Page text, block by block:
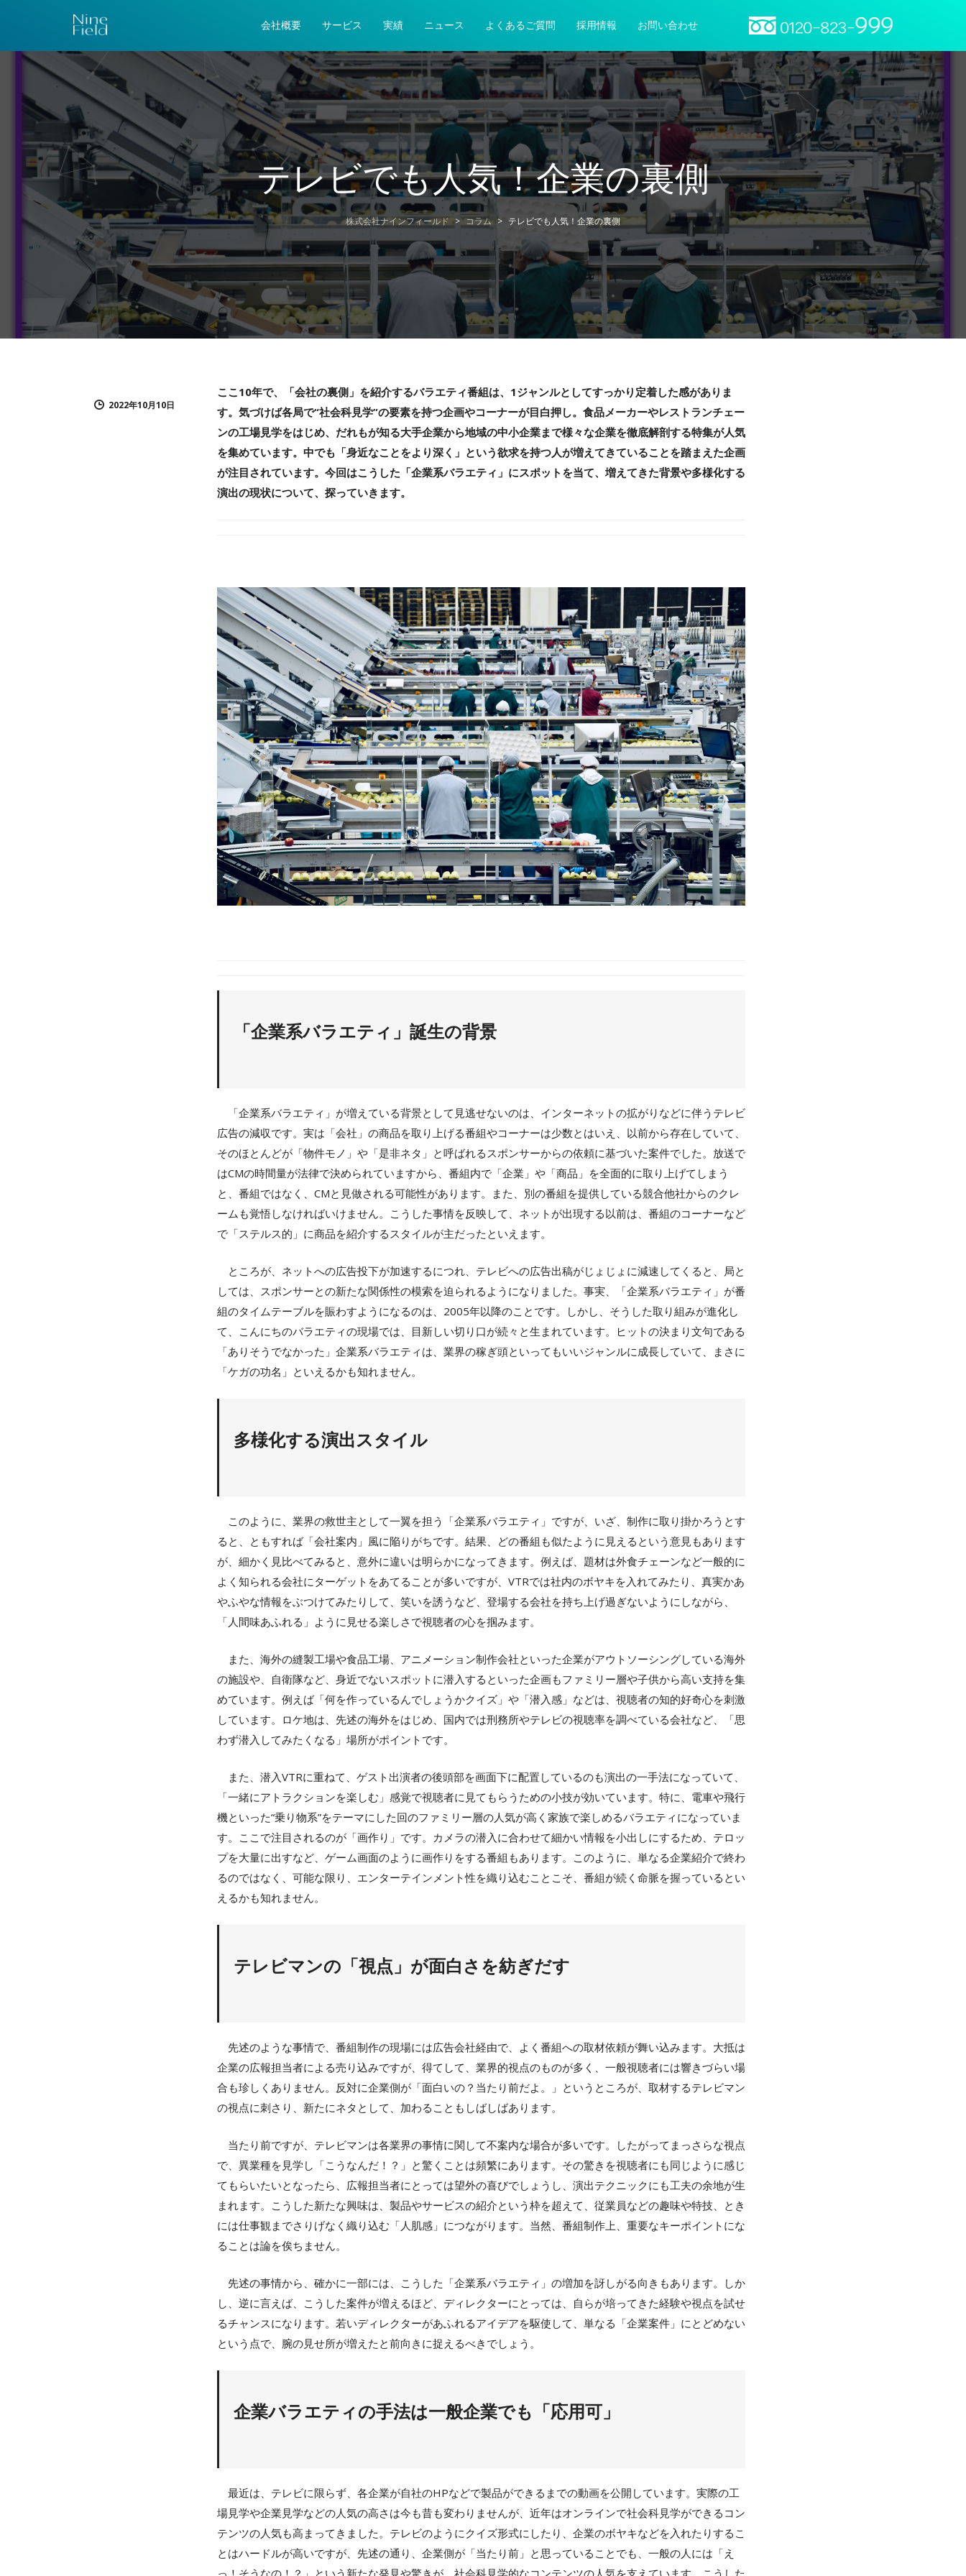
会社概要 サービス 実績 ニュース よくあるご質問 採用情報 お問い合わせ
テレビでも人気！企業の裏側
株式会社ナインフィールド > コラム > テレビでも人気！企業の裏側
2022年10月10日
ここ10年で、「会社の裏側」を紹介するバラエティ番組は、1ジャンルとしてすっかり定着した感がありま
す。気づけば各局で“社会科見学”の要素を持つ企画やコーナーが目白押し。食品メーカーやレストランチェー
ンの工場見学をはじめ、だれもが知る大手企業から地域の中小企業まで様々な企業を徹底解剖する特集が人気
を集めています。中でも「身近なことをより深く」という欲求を持つ人が増えてきていることを踏まえた企画
が注目されています。今回はこうした「企業系バラエティ」にスポットを当て、増えてきた背景や多様化する
演出の現状について、探っていきます。
「企業系バラエティ」誕生の背景
「企業系バラエティ」が増えている背景として見逃せないのは、インターネットの拡がりなどに伴うテレビ
広告の減収です。実は「会社」の商品を取り上げる番組やコーナーは少数とはいえ、以前から存在していて、
そのほとんどが「物件モノ」や「是非ネタ」と呼ばれるスポンサーからの依頼に基づいた案件でした。放送で
はCMの時間量が法律で決められていますから、番組内で「企業」や「商品」を全面的に取り上げてしまう
と、番組ではなく、CMと見做される可能性があります。また、別の番組を提供している競合他社からのクレ
ームも覚悟しなければいけません。こうした事情を反映して、ネットが出現する以前は、番組のコーナーなど
で「ステルス的」に商品を紹介するスタイルが主だったといえます。
ところが、ネットへの広告投下が加速するにつれ、テレビへの広告出稿がじょじょに減速してくると、局と
しては、スポンサーとの新たな関係性の模索を迫られるようになりました。事実、「企業系バラエティ」が番
組のタイムテーブルを賑わすようになるのは、2005年以降のことです。しかし、そうした取り組みが進化し
て、こんにちのバラエティの現場では、目新しい切り口が続々と生まれています。ヒットの決まり文句である
「ありそうでなかった」企業系バラエティは、業界の稼ぎ頭といってもいいジャンルに成長していて、まさに
「ケガの功名」といえるかも知れません。
多様化する演出スタイル
このように、業界の救世主として一翼を担う「企業系バラエティ」ですが、いざ、制作に取り掛かろうとす
ると、ともすれば「会社案内」風に陥りがちです。結果、どの番組も似たように見えるという意見もあります
が、細かく見比べてみると、意外に違いは明らかになってきます。例えば、題材は外食チェーンなど一般的に
よく知られる会社にターゲットをあてることが多いですが、VTRでは社内のボヤキを入れてみたり、真実かあ
やふやな情報をぶつけてみたりして、笑いを誘うなど、登場する会社を持ち上げ過ぎないようにしながら、
「人間味あふれる」ように見せる楽しさで視聴者の心を掴みます。
また、海外の縫製工場や食品工場、アニメーション制作会社といった企業がアウトソーシングしている海外
の施設や、自衛隊など、身近でないスポットに潜入するといった企画もファミリー層や子供から高い支持を集
めています。例えば「何を作っているんでしょうかクイズ」や「潜入感」などは、視聴者の知的好奇心を刺激
しています。ロケ地は、先述の海外をはじめ、国内では刑務所やテレビの視聴率を調べている会社など、「思
わず潜入してみたくなる」場所がポイントです。
また、潜入VTRに重ねて、ゲスト出演者の後頭部を画面下に配置しているのも演出の一手法になっていて、
「一緒にアトラクションを楽しむ」感覚で視聴者に見てもらうための小技が効いています。特に、電車や飛行
機といった“乗り物系”をテーマにした回のファミリー層の人気が高く家族で楽しめるバラエティになっていま
す。ここで注目されるのが「画作り」です。カメラの潜入に合わせて細かい情報を小出しにするため、テロッ
プを大量に出すなど、ゲーム画面のように画作りをする番組もあります。このように、単なる企業紹介で終わ
るのではなく、可能な限り、エンターテインメント性を織り込むことこそ、番組が続く命脈を握っているとい
えるかも知れません。
テレビマンの「視点」が面白さを紡ぎだす
先述のような事情で、番組制作の現場には広告会社経由で、よく番組への取材依頼が舞い込みます。大抵は
企業の広報担当者による売り込みですが、得てして、業界的視点のものが多く、一般視聴者には響きづらい場
合も珍しくありません。反対に企業側が「面白いの？当たり前だよ。」というところが、取材するテレビマン
の視点に刺さり、新たにネタとして、加わることもしばしばあります。
当たり前ですが、テレビマンは各業界の事情に関して不案内な場合が多いです。したがってまっさらな視点
で、異業種を見学し「こうなんだ！？」と驚くことは頻繁にあります。その驚きを視聴者にも同じように感じ
てもらいたいとなったら、広報担当者にとっては望外の喜びでしょうし、演出テクニックにも工夫の余地が生
まれます。こうした新たな興味は、製品やサービスの紹介という枠を超えて、従業員などの趣味や特技、とき
には仕事観までさりげなく織り込む「人肌感」につながります。当然、番組制作上、重要なキーポイントにな
ることは論を俟ちません。
先述の事情から、確かに一部には、こうした「企業系バラエティ」の増加を訝しがる向きもあります。しか
し、逆に言えば、こうした案件が増えるほど、ディレクターにとっては、自らが培ってきた経験や視点を試せ
るチャンスになります。若いディレクターがあふれるアイデアを駆使して、単なる「企業案件」にとどめない
という点で、腕の見せ所が増えたと前向きに捉えるべきでしょう。
企業バラエティの手法は一般企業でも「応用可」
最近は、テレビに限らず、各企業が自社のHPなどで製品ができるまでの動画を公開しています。実際の工
場見学や企業見学などの人気の高さは今も昔も変わりませんが、近年はオンラインで社会科見学ができるコン
テンツの人気も高まってきました。テレビのようにクイズ形式にしたり、企業のボヤキなどを入れたりするこ
とはハードルが高いですが、先述の通り、企業側が「当たり前」と思っていることでも、一般の人には「え
っ！そうなの！？」という新たな発見や驚きが、社会科見学的なコンテンツの人気を支えています。こうした